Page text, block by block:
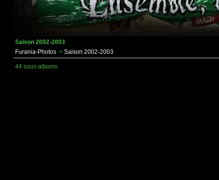
Saison 2002-2003
Furania-Photos > Saison 2002-2003
44 sous-albums